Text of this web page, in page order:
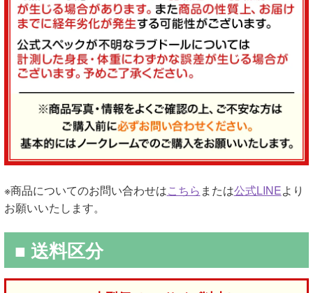
※商品についてのお問い合わせはこちら または公式LINEより
お願いいたします。
■ 送料区分